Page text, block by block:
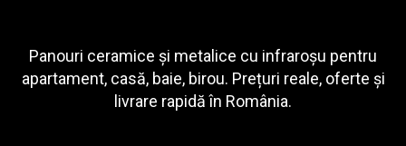
Panouri ceramice și metalice cu infraroșu pentru
apartament, casă, baie, birou. Prețuri reale, oferte și
livrare rapidă în România.